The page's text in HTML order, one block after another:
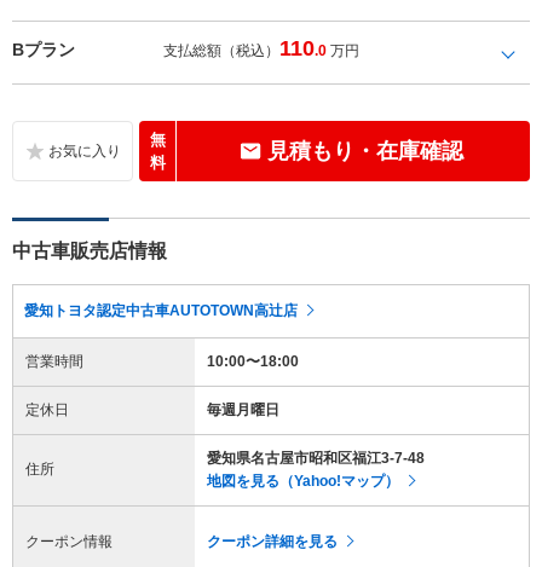
Bプラン 支払総額（税込） 110.0 万円
無
料
見積もり・在庫確認
中古車販売店情報
愛知トヨタ認定中古車AUTOTOWN高辻店
営業時間 10:00〜18:00
定休日 毎週月曜日
住所
愛知県名古屋市昭和区福江3-7-48
地図を見る（Yahoo!マップ）
クーポン情報 クーポン詳細を見る